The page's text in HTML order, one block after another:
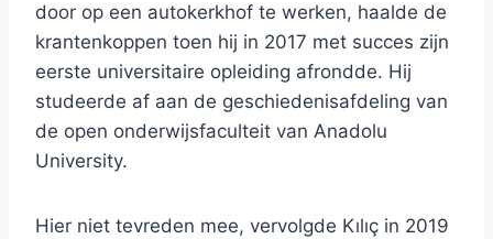
door op een autokerkhof te werken, haalde de
krantenkoppen toen hij in 2017 met succes zijn
eerste universitaire opleiding afrondde. Hij
studeerde af aan de geschiedenisafdeling van
de open onderwijsfaculteit van Anadolu
University.
Hier niet tevreden mee, vervolgde Kılıç in 2019